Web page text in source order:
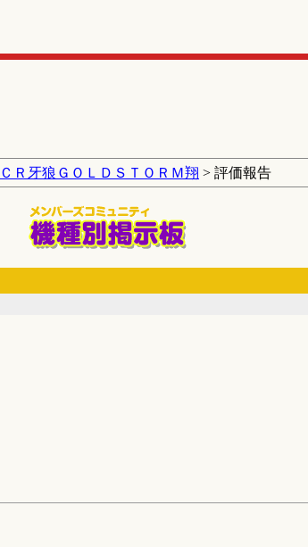
ＣＲ牙狼ＧＯＬＤＳＴＯＲＭ翔 > 評価報告